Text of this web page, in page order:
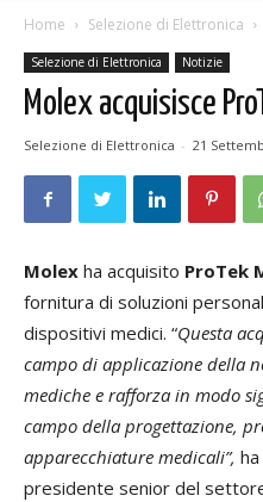
Home Selezione di Elettronica
Selezione di Elettronica Notizie
Molex acquisisce
Selezione di Elettronica - 21
Molex ha acquisito ProTek
fornitura di soluzioni
dispositivi medici. “Questa
campo di applicazione della
mediche e rafforza in modo
campo della progettazione,
apparecchiature medicali”,
presidente senior del